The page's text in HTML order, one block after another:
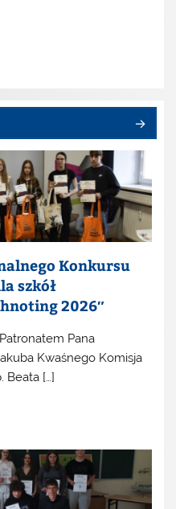
Konkursu
szkół
2026″
Pana
Kwaśnego Komisja
Beata […]